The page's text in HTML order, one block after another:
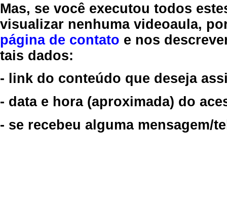
Mas, se você executou todos
visualizar nenhuma videoaula,
página de contato e nos
tais dados:
- link do conteúdo que deseja
- data e hora (aproximada) do
- se recebeu alguma mensagem/